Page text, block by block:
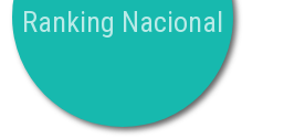
Ranking Nacional